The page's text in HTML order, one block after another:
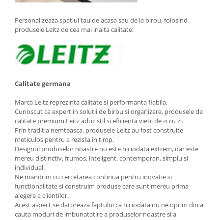
Suporturi si huse telefoane &
Periferice PC si accesorii
Audio
Casti
Laminatoare
Folii laminare
Accesorii mobilier
Ghilotine și Trimmere
Calculatoare de birou
Distrugatoare documente
Cosuri de gunoi pentru birou
Scaune, birouri si produse
Personalizeaza spatiul tau de acasa sau de la birou, folosind
produsele Leitz de cea mai inalta calitate!
Calitate germana
Marca Leitz reprezinta calitate si performanta fiabila.
Cunoscut ca expert in solutii de birou si organizare, produsele de
calitate premium Leitz aduc stil si eficienta vietii de zi cu zi.
Prin traditia nemteasca, produsele Leitz au fost construite
meticulos pentru a rezista in timp.
Designul produselor noastre nu este niciodata extrem, dar este
mereu distinctiv, frumos, inteligent, contemporan, simplu si
individual.
Ne mandrim cu cercetarea continua pentru inovatie si
functionalitate si construim produse care sunt mereu prima
alegere a clientilor.
Acest aspect se datoreaza faptului ca niciodata nu ne oprim din a
cauta moduri de imbunatatire a produselor noastre si a